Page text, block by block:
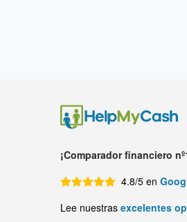
¡Comparador financiero
4.8/5 en
Lee nuestras excelentes